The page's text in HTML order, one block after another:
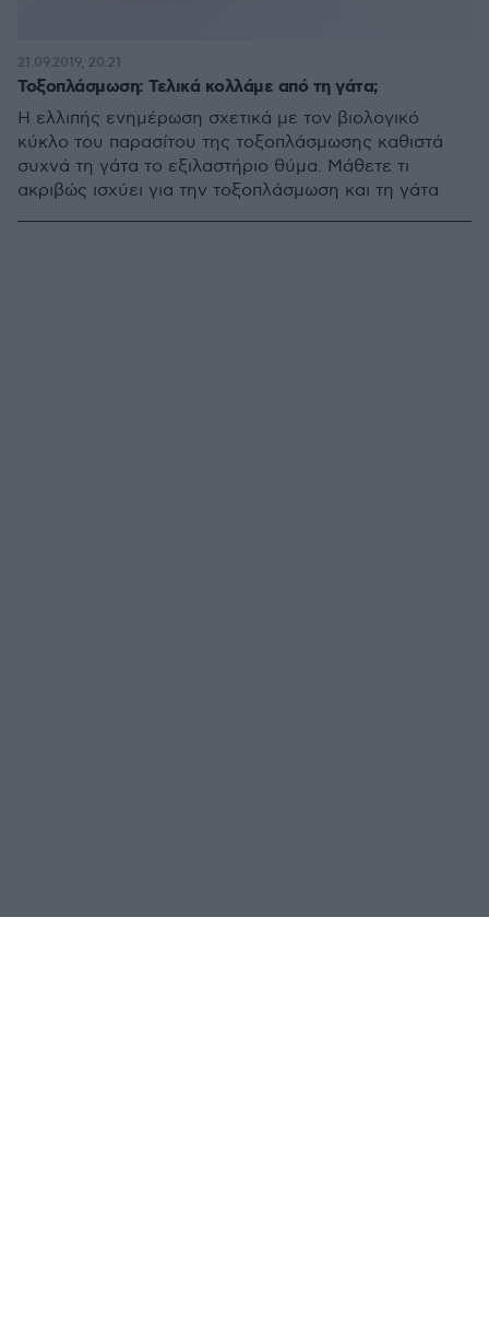
Τοξοπλάσμωση: Τελικά κολλάμε από τη γάτα;
Η ελλιπής ενημέρωση σχετικά με τον βιολογικό
κύκλο του παρασίτου της τοξοπλάσμωσης καθιστά
συχνά τη γάτα το εξιλαστήριο θύμα. Μάθετε τι
ακριβώς ισχύει για την τοξοπλάσμωση και τη γάτα
21.09.2019, 20:21